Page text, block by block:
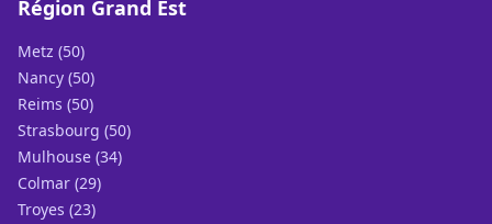
Région Grand Est
Metz (50)
Nancy (50)
Reims (50)
Strasbourg (50)
Mulhouse (34)
Colmar (29)
Troyes (23)